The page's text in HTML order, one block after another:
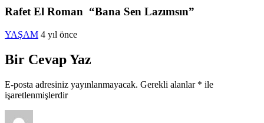
Rafet El Roman “Bana Sen Lazımsın”
YAŞAM 4 yıl önce
Bir Cevap Yaz
E-posta adresiniz yayınlanmayacak. Gerekli alanlar * ile
işaretlenmişlerdir